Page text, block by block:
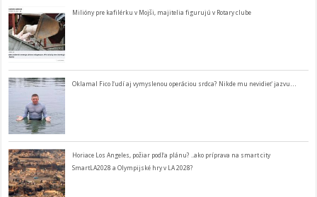
Milióny pre kafilérku v Mojši, majitelia figurujú v Rotary clube
Oklamal Fico ľudí aj vymyslenou operáciou srdca? Nikde mu nevidieť jazvu…
Horiace Los Angeles, požiar podľa plánu? ..ako príprava na smart city
SmartLA2028 a Olympijské hry v LA 2028?